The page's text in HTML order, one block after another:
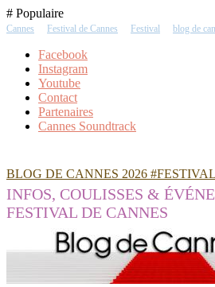
Skip
To
# Populaire
Cannes Festival de Cannes Festival blog de
Facebook
Instagram
Youtube
Contact
Partenaires
Cannes Soundtrack
BLOG DE CANNES 2026
INFOS, COULISSES &
FESTIVAL DE CANNES